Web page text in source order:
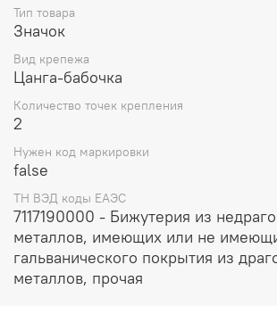
заказа.
Тип товара
Значок
Вид крепежа
Цанга-бабочка
Количество точек крепления
2
Нужен код маркировки
false
ТН ВЭД коды ЕАЭС
7117190000 - Бижутерия из
металлов, имеющих или не
гальванического покрытия из
металлов, прочая